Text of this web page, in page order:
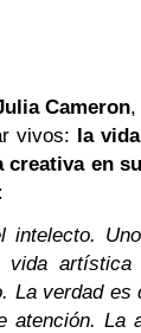
Cameron,
vivos: la
creativa en
intelecto.
vida
La verdad es
atención. La